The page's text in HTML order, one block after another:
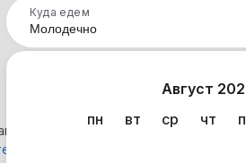
Куда едем
Август
пн
вт ср чт
в Молодечно: 21 вариант